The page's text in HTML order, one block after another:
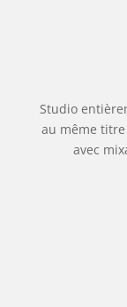
Studio
au même
avec